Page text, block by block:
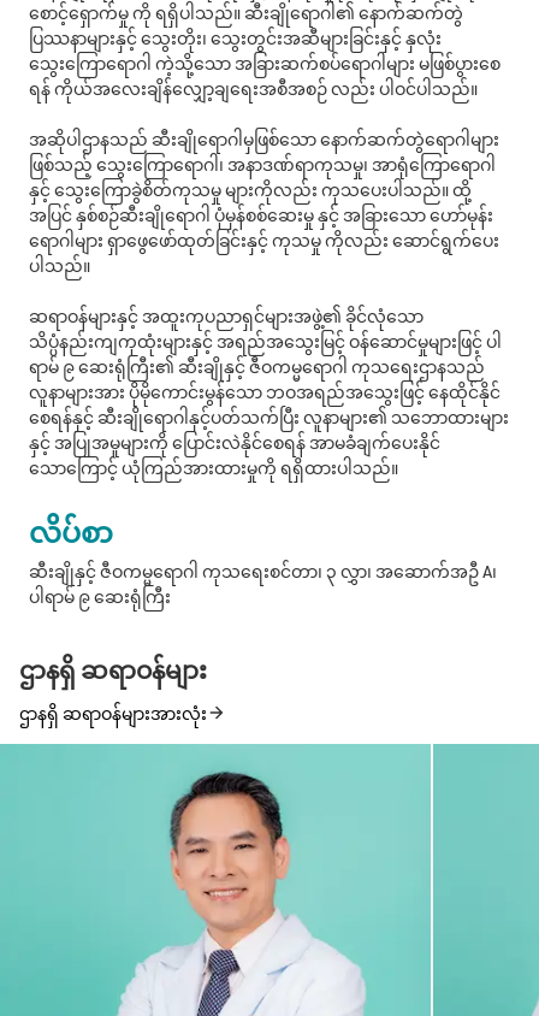
စောင့်ရှောက်မှု ကို ရရှိပါသည်။ ဆီးချိုရောဂါ၏ နောက်ဆက်တွဲ
ပြဿနာများနှင့် သွေးတိုး၊ သွေးတွင်းအဆီများခြင်းနှင့် နှလုံး
သွေးကြောရောဂါ ကဲ့သို့သော အခြားဆက်စပ်ရောဂါများ မဖြစ်ပွားစေ
ရန် ကိုယ်အလေးချိန်လျှော့ချရေးအစီအစဉ် လည်း ပါဝင်ပါသည်။
အဆိုပါဌာနသည် ဆီးချိုရောဂါမှဖြစ်သော နောက်ဆက်တွဲရောဂါများ
ဖြစ်သည့် သွေးကြောရောဂါ၊ အနာဒဏ်ရာကုသမှု၊ အာရုံကြောရောဂါ
နှင့် သွေးကြောခွဲစိတ်ကုသမှု များကိုလည်း ကုသပေးပါသည်။ ထို့
အပြင် နှစ်စဉ်ဆီးချိုရောဂါ ပုံမှန်စစ်ဆေးမှု နှင့် အခြားသော ဟော်မုန်း
ရောဂါများ ရှာဖွေဖော်ထုတ်ခြင်းနှင့် ကုသမှု ကိုလည်း ဆောင်ရွက်ပေး
ပါသည်။
ဆရာဝန်များနှင့် အထူးကုပညာရှင်များအဖွဲ့၏ ခိုင်လုံသော
သိပ္ပံနည်းကျကုထုံးများနှင့် အရည်အသွေးမြင့် ဝန်ဆောင်မှုများဖြင့် ပါ
ရာမ် ၉ ဆေးရုံကြီး၏ ဆီးချိုနှင့် ဇီဝကမ္မရောဂါ ကုသရေးဌာနသည်
လူနာများအား ပိုမိုကောင်းမွန်သော ဘဝအရည်အသွေးဖြင့် နေထိုင်နိုင်
စေရန်နှင့် ဆီးချိုရောဂါနှင့်ပတ်သက်ပြီး လူနာများ၏ သဘောထားများ
နှင့် အပြုအမူများကို ပြောင်းလဲနိုင်စေရန် အာမခံချက်ပေးနိုင်
သောကြောင့် ယုံကြည်အားထားမှုကို ရရှိထားပါသည်။
လိပ်စာ
ဆီးချိုနှင့် ဇီဝကမ္မရောဂါ ကုသရေးစင်တာ၊ ၃ လွှာ၊ အဆောက်အဦ A၊
ပါရာမ် ၉ ဆေးရုံကြီး
ဌာနရှိ ဆရာဝန်များ
ဌာနရှိ ဆရာဝန်များအားလုံး